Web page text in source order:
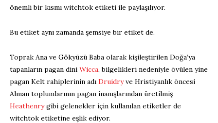
önemli bir kısmı witchtok etiketi ile paylaşılıyor.
Bu etiket aynı zamanda şemsiye bir etiket de.
Toprak Ana ve Gökyüzü Baba olarak kişileştirilen Doğa’ya
tapanların pagan dini Wicca, bilgelikleri nedeniyle övülen yine
pagan Kelt rahiplerinin adı Druidryve Hristiyanlık öncesi
Alman toplumlarının pagan inanışlarından üretilmiş
Heathenrygibi gelenekler için kullanılan etiketler de
witchtok etiketine eşlik ediyor.